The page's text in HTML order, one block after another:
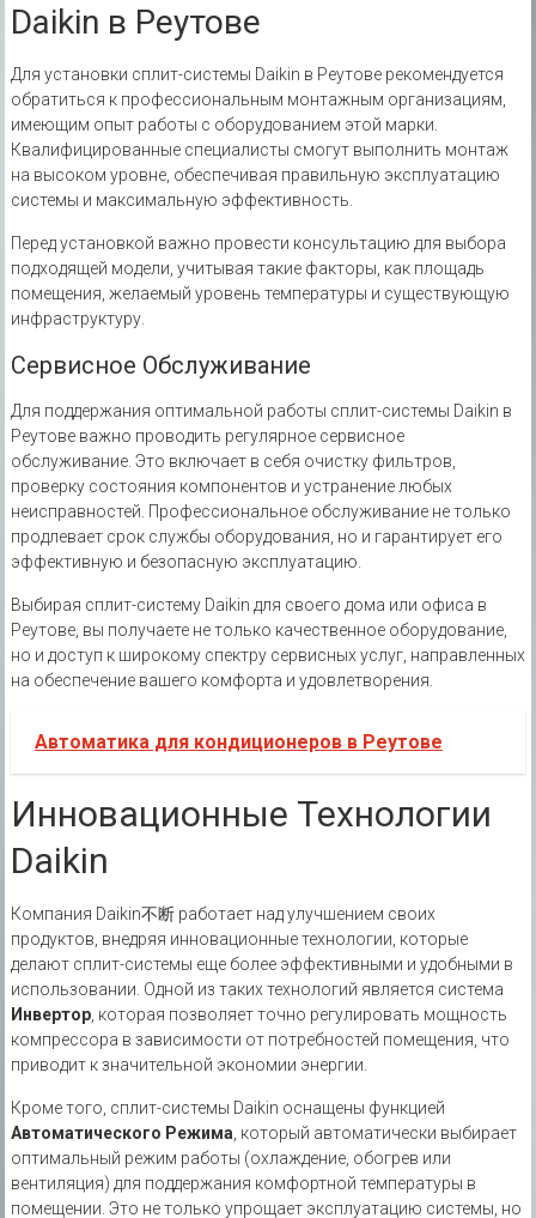
Daikin в Реутове
Для установки сплит-системы Daikin в Реутове рекомендуется
обратиться к профессиональным монтажным организациям,
имеющим опыт работы с оборудованием этой марки.
Квалифицированные специалисты смогут выполнить монтаж
на высоком уровне, обеспечивая правильную эксплуатацию
системы и максимальную эффективность.
Перед установкой важно провести консультацию для выбора
подходящей модели, учитывая такие факторы, как площадь
помещения, желаемый уровень температуры и существующую
инфраструктуру.
Сервисное Обслуживание
Для поддержания оптимальной работы сплит-системы Daikin в
Реутове важно проводить регулярное сервисное
обслуживание. Это включает в себя очистку фильтров,
проверку состояния компонентов и устранение любых
неисправностей. Профессиональное обслуживание не только
продлевает срок службы оборудования, но и гарантирует его
эффективную и безопасную эксплуатацию.
Выбирая сплит-систему Daikin для своего дома или офиса в
Реутове, вы получаете не только качественное оборудование,
но и доступ к широкому спектру сервисных услуг, направленных
на обеспечение вашего комфорта и удовлетворения.
Автоматика для кондиционеров в Реутове
Инновационные Технологии
Daikin
Компания Daikin不断 работает над улучшением своих
продуктов, внедряя инновационные технологии, которые
делают сплит-системы еще более эффективными и удобными в
использовании. Одной из таких технологий является система
Инвертор, которая позволяет точно регулировать мощность
компрессора в зависимости от потребностей помещения, что
приводит к значительной экономии энергии.
Кроме того, сплит-системы Daikin оснащены функцией
Автоматического Режима , который автоматически выбирает
оптимальный режим работы (охлаждение, обогрев или
вентиляция) для поддержания комфортной температуры в
помещении. Это не только упрощает эксплуатацию системы, но